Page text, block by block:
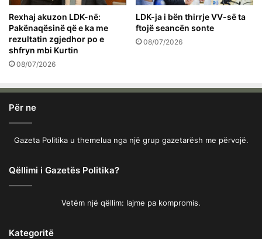
Rexhaj akuzon LDK-në:
Pakënaqësinë që e ka me
rezultatin zgjedhor po e
shfryn mbi Kurtin
08/07/2026
LDK-ja i bën thirrje VV-së ta
ftojë seancën sonte
08/07/2026
Për ne
Gazeta Politika u themelua nga një grup gazetarësh me përvojë.
Qëllimi i Gazetës Politika?
Vetëm një qëllim: lajme pa kompromis.
Kategoritë